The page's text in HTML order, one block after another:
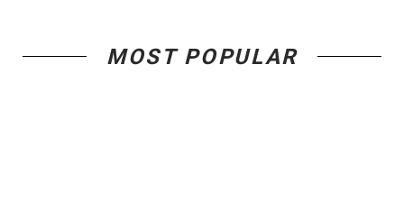
MOST POPULAR